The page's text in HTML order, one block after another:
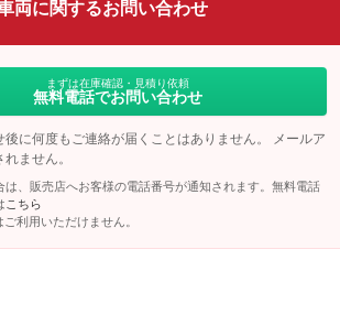
両に関するお問い合わせ
まずは在庫確認・見積り依頼
無料電話でお問い合わせ
後に何度もご連絡が届くことはありません。 メールア
ません。
、販売店へお客様の電話番号が通知されます。無料電話
こちら
利用いただけません。